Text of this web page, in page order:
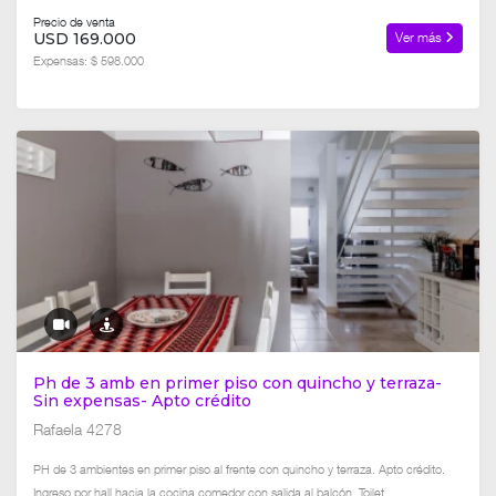
Precio de venta
USD 169.000
Expensas: $ 598.000
Ver más
Ph de 3 amb en primer piso con quincho y terraza-
Sin expensas- Apto crédito
Rafaela 4278
PH de 3 ambientes en primer piso al frente con quincho y terraza. Apto crédito.
Ingreso por hall hacia la cocina comedor con salida al balcón. Toilet...